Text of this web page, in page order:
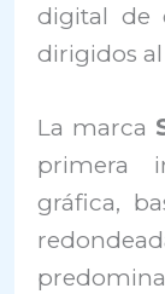
digital de
dirigidos
La marca
primera
gráfica,